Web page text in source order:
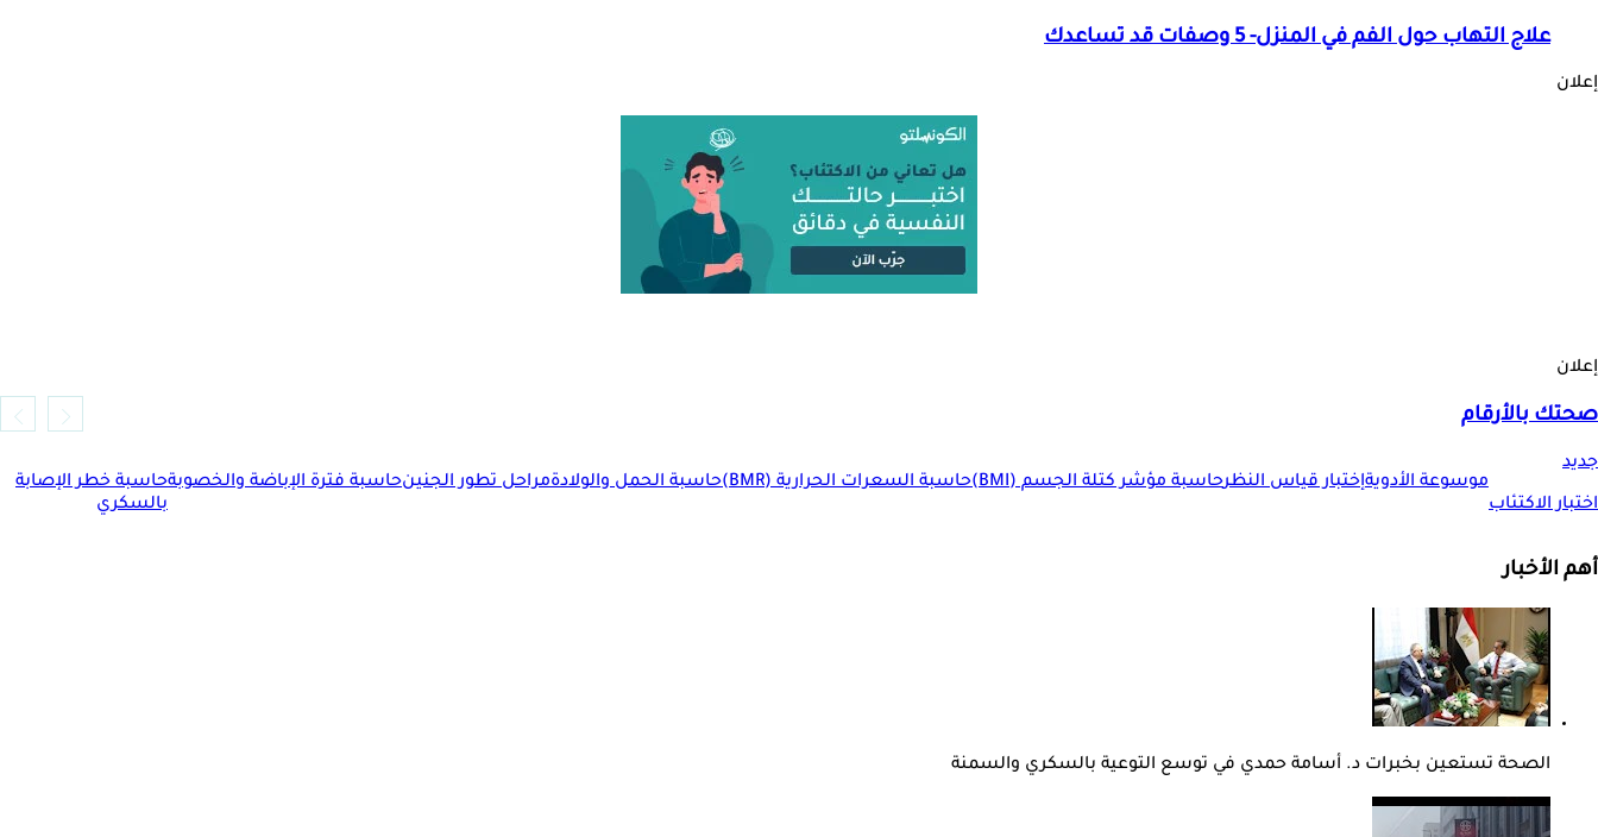
علاج التهاب حول الفم في المنزل- 5 وصفات قد تساعدك
إعلان
إعلان
صحتك بالأرقام
جديد
اختبار الاكتئاب
موسوعة الأدويةإختبار قياس النظرحاسبة مؤشر كتلة الجسم (BMI) حاسبة السعرات الحرارية (BMR) حاسبة الحمل والولادةمراحل تطور الجنينحاسبة فترة الإباضة والخصوبةحاسبة خطر الإصابة
بالسكري
أهم الأخبار
الصحة تستعين بخبرات د. أسامة حمدي في توسع التوعية بالسكري والسمنة